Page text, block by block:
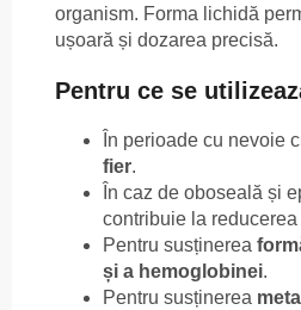
organism. Forma lichidă
ușoară și dozarea precisă.
Pentru ce se
În perioade cu nevoie
fier.
În caz de oboseală și
contribuie la
Pentru susținerea
și a hemoglobinei.
Pentru susținerea